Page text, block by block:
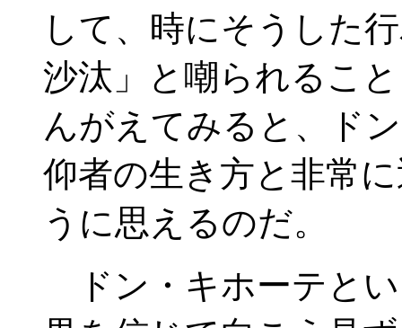
して、時にそうした
沙汰」と嘲られるこ
んがえてみると、ド
仰者の生き方と非常
うに思えるのだ。
ドン・キホーテと